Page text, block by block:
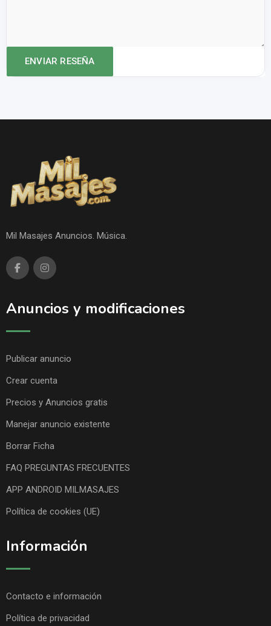
Mil Masajes Anuncios. Música.
Anuncios y modificaciones
Publicar anuncio
Crear cuenta
Precios y Anuncios gratis
Manejar anuncio existente
Borrar Ficha
FAQ PREGUNTAS FRECUENTES
APP ANDROID MILMASAJES
Política de cookies (UE)
Información
Contacto e información
Política de privacidad